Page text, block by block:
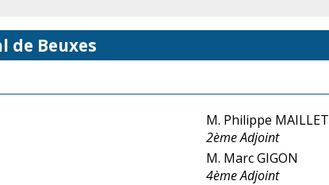
de Beuxes
M. Philippe MAILLET
2ème Adjoint
M. Marc GIGON
4ème Adjoint